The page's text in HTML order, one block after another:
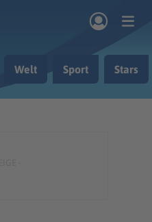
Welt Sport Stars